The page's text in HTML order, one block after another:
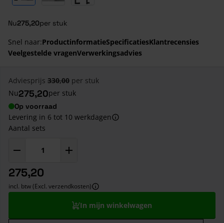
Nu275,20per stuk
Snel naar:ProductinformatieSpecificatiesKlantrecensies
Veelgestelde vragenVerwerkingsadvies
Adviesprijs 330,00 per stuk
Nu275,20per stuk
Op voorraad
Levering in 6 tot 10 werkdagen
Aantal sets
275,20
incl. btw (Excl. verzendkosten)
In mijn winkelwagen